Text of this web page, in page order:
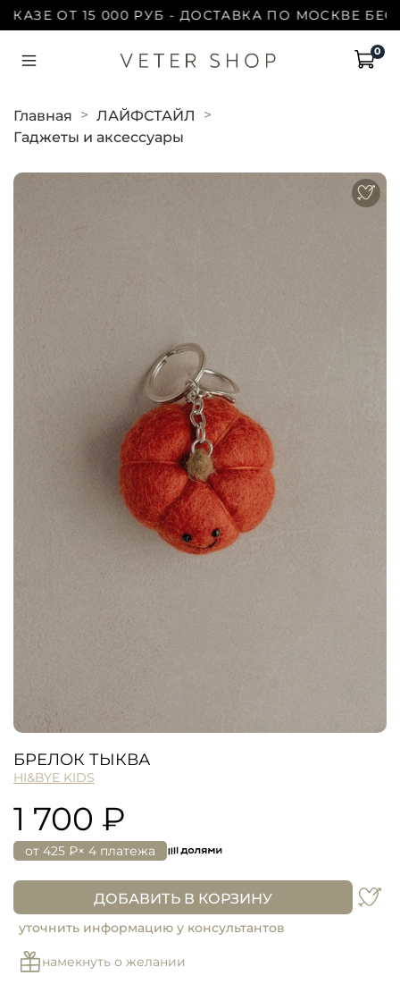
ОТ 15 000 РУБ - ДОСТАВКА ПО МОСКВЕ
0
Главная
ЛАЙФСТАЙЛ
Гаджеты и аксессуары
БРЕЛОК ТЫКВА
HI&BYE KIDS
1 700 ₽
от 425 ₽× 4 платежа
ДОБАВИТЬ В КОРЗИНУ
уточнить информацию у консультантов
намекнуть о желании